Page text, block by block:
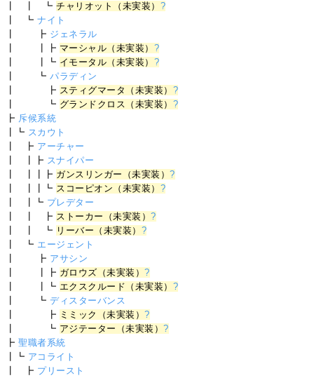
┃ ┃ ┗チャリオット（未実装） ?
┃ ┗ナイト
┃ ┣ ジェネラル
┃ ┃┣ マーシャル（未実装） ?
┃ ┃┗ イモータル（未実装） ?
┃ ┗パラディン
┃ ┣ スティグマータ（未実装） ?
┃ ┗ グランドクロス（未実装） ?
┣ 斥候系統
┃┗ スカウト
┃ ┣ アーチャー
┃ ┃┣ スナイパー
┃ ┃┃┣ ガンスリンガー（未実装）?
┃ ┃┃┗ スコーピオン（未実装） ?
┃ ┃┗ プレデター
┃ ┃ ┣ ストーカー（未実装）?
┃ ┃ ┗ リーバー（未実装） ?
┃ ┗ エージェント
┃ ┣ アサシン
┃ ┃┣ ガロウズ（未実装）?
┃ ┃┗ エクスクルード（未実装） ?
┃ ┗ディスターバンス
┃ ┣ ミミック（未実装）?
┃ ┗ アジテーター（未実装）?
┣聖職者系統
┃┗ アコライト
┃ ┣ プリースト